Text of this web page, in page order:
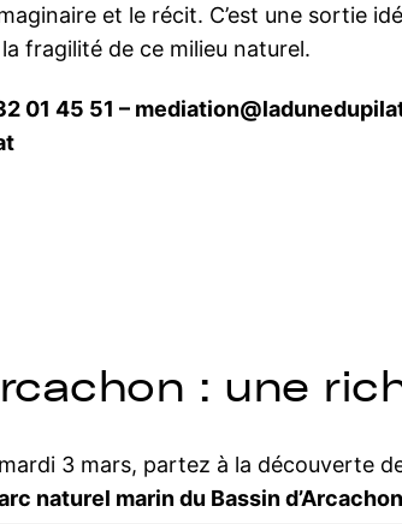
et le récit. C’est une sortie
fragilité de ce milieu naturel.
01 45 51 –
: une
3 mars, partez à la découverte
naturel marin du Bassin